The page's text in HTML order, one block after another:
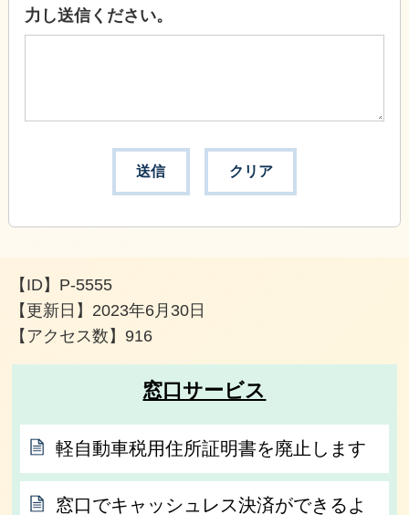
力し送信ください。
【ID】 P-5555
【更新日】 2023年6月30日
【アクセス数】916
窓口サービス
軽自動車税用住所証明書を廃止します
窓口でキャッシュレス決済ができるよ